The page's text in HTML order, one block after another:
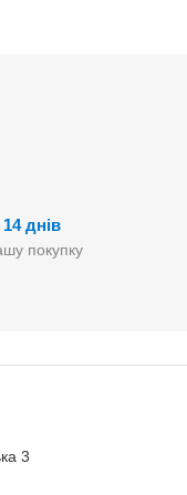
днів
покупку
3